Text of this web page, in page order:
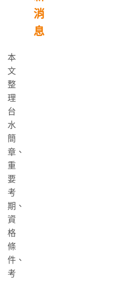
消
息
本
文
整
理
台
水
簡
章、
重
要
考
期、
資
格
條
件、
考